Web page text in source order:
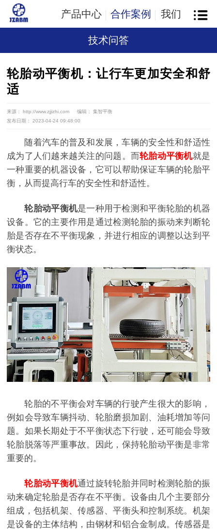
产品中心 合作案例 我们
技术问答
轮胎动平衡机：让行车更加安全和舒
适
来源： http://www.zjjizhi.com
编辑： 集智平衡
发布日期： 2023-04-24 09:48:00
随着汽车的普及和发展，车辆的安全性和舒适性
成为了人们越来越关注的问题。而轮胎动平衡机就是
一种重要的机器设备，它可以帮助保证车辆的轮胎平
衡，从而提高行车的安全性和舒适性。
轮胎动平衡机是一种用于检测和平衡轮胎的机器
设备。它的主要作用是通过检测轮胎的振动来判断轮
胎是否存在不平衡现象，并进行相应的调整以达到平
衡状态。
轮胎的不平衡会对车辆的行驶产生很大的影响，
例如会导致车辆抖动、轮胎磨损加剧、油耗增加等问
题。如果长期处于不平衡状态下行驶，还可能会导致
轮胎脱落等严重事故。因此，保持轮胎动平衡是非常
重要的。
轮胎动平衡机通过旋转轮胎并同时检测轮胎的振
动来确定轮胎是否存在不平衡。设备由几个主要部分
组成，包括机架、传感器、平衡头和控制系统。机架
是设备的主体结构，由钢材和铝合金制成。传感器是